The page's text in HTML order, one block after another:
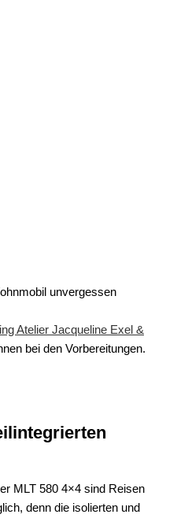
unvergessen
Atelier Jacqueline Exel &
bei den Vorbereitungen.
MLT 580 4×4 sind Reisen
denn die isolierten und